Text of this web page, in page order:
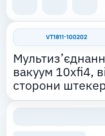
VT1811-100202
вакуум 10xfi4,
сторони